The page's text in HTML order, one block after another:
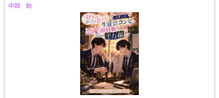
中岡 始